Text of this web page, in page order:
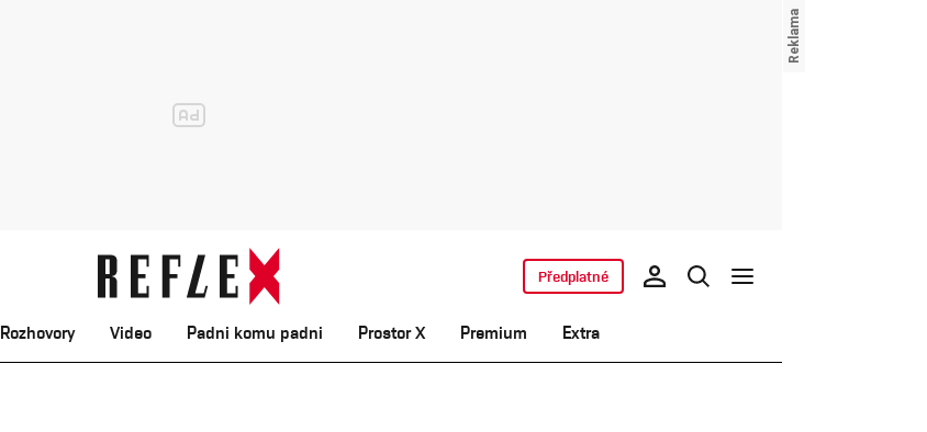
Rozhovory Video Padni komu padni Prostor X Premium Extra
Předplatné